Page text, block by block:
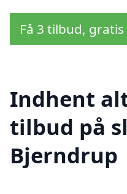
Få 3 tilbud,
Indhent
tilbud på
Bjerndrup